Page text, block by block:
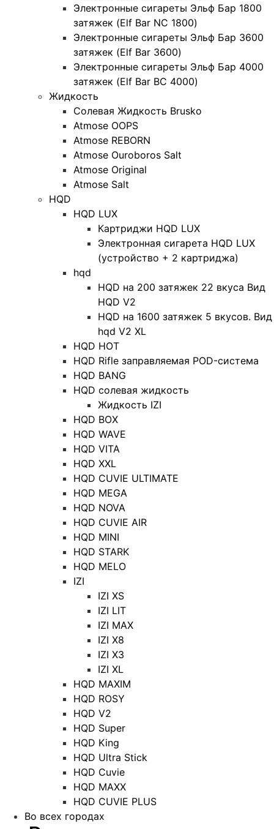
Электронные сигареты Эльф Бар 1800
затяжек (Elf Bar NC 1800)
Электронные сигареты Эльф Бар 3600
затяжек (Elf Bar 3600)
Электронные сигареты Эльф Бар 4000
затяжек (Elf Bar BC 4000)
Жидкость
Солевая Жидкость Brusko
Atmose OOPS
Atmose REBORN
Atmose Ouroboros Salt
Atmose Original
Atmose Salt
HQD
HQD LUX
Картриджи HQD LUX
Электронная сигарета HQD LUX
(устройство + 2 картриджа)
hqd
HQD на 200 затяжек 22 вкуса Вид
HQD V2
HQD на 1600 затяжек 5 вкусов. Вид
hqd V2 XL
HQD HOT
HQD Rifle заправляемая POD-система
HQD BANG
HQD солевая жидкость
Жидкость IZI
HQD BOX
HQD WAVE
HQD VITA
HQD XXL
HQD CUVIE ULTIMATE
HQD MEGA
HQD NOVA
HQD CUVIE AIR
HQD MINI
HQD STARK
HQD MELO
IZI
IZI XS
IZI LIT
IZI MAX
IZI X8
IZI X3
IZI XL
HQD MAXIM
HQD ROSY
HQD V2
HQD Super
HQD King
HQD Ultra Stick
HQD Cuvie
HQD MAXX
HQD CUVIE PLUS
Во всех городах